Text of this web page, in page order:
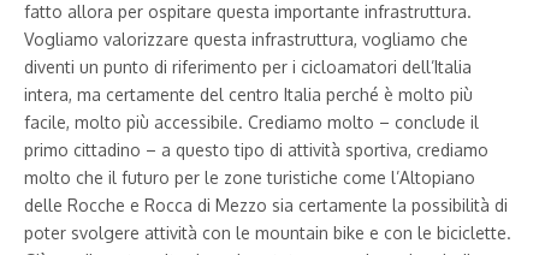
fatto allora per ospitare questa importante infrastruttura.
Vogliamo valorizzare questa infrastruttura, vogliamo che
diventi un punto di riferimento per i cicloamatori dell’Italia
intera, ma certamente del centro Italia perché è molto più
facile, molto più accessibile. Crediamo molto – conclude il
primo cittadino – a questo tipo di attività sportiva, crediamo
molto che il futuro per le zone turistiche come l’Altopiano
delle Rocche e Rocca di Mezzo sia certamente la possibilità di
poter svolgere attività con le mountain bike e con le biciclette.